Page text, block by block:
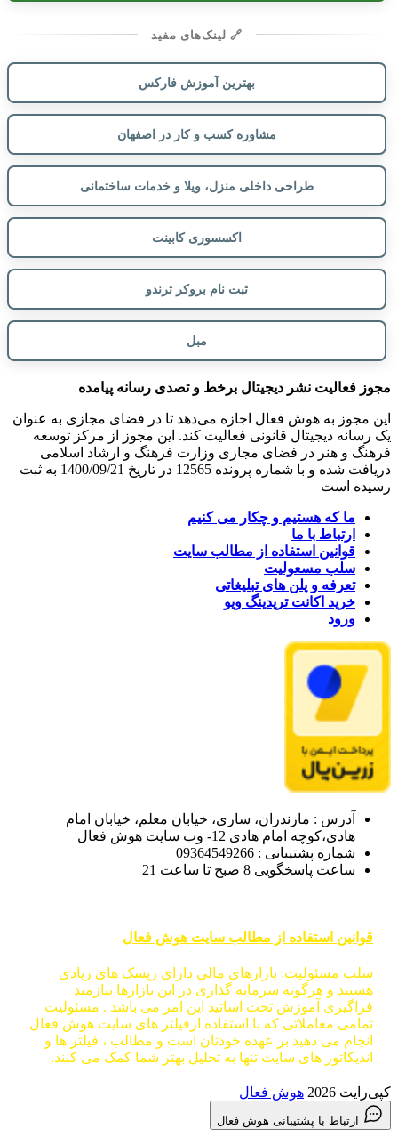
🔗 لینک‌های مفید
بهترین آموزش فارکس
مشاوره کسب و کار در اصفهان
طراحی داخلی منزل، ویلا و خدمات ساختمانی
اکسسوری کابینت
ثبت نام بروکر ترندو
مبل
مجوز فعالیت نشر دیجیتال برخط و تصدی رسانه پیامده
این مجوز به هوش فعال اجازه می‌دهد تا در فضای مجازی به عنوان
یک رسانه دیجیتال قانونی فعالیت کند. این مجوز از مرکز توسعه
فرهنگ و هنر در فضای مجازی وزارت فرهنگ و ارشاد اسلامی
دریافت شده و با شماره پرونده 12565 در تاریخ 1400/09/21 به ثبت
رسیده است
ما که هستیم و چکار می کنیم
ارتباط با ما
قوانین استفاده از مطالب سایت
سلب مسعولیت
تعرفه و پلن های تبلیغاتی
خرید اکانت تریدینگ ویو
ورود
آدرس : مازندران، ساری، خیابان معلم، خیابان امام
هادی،کوچه امام هادی 12- وب سایت هوش فعال
شماره پشتیبانی : 09364549266
ساعت پاسخگویی 8 صبح تا ساعت 21
قوانین استفاده از مطالب سایت هوش فعال
سلب مسئولیت: بازارهای مالی دارای ریسک های زیادی
هستند و هرگونه سرمایه گذاری در این بازارها نیازمند
فراگیری آموزش تحت اساتید این امر می باشد . مسئولیت
تمامی معاملاتی که با استفاده ازفیلتر های سایت هوش فعال
انجام می دهید بر عهده خودتان است و مطالب ، فیلتر ها و
اندیکاتور های سایت تنها به تحلیل بهتر شما کمک می کنند.
کپی‌رایت 2026 هوش فعال
ارتباط با پشتیبانی هوش فعال